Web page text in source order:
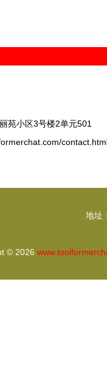
苑小区3号楼2单元501
地址
© 2026